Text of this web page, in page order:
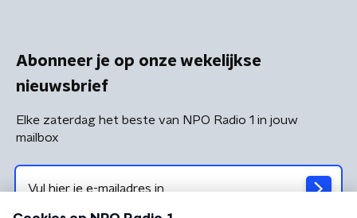
Abonneer je op onze wekelijkse
nieuwsbrief
Elke zaterdag het beste van NPO Radio 1 in jouw
mailbox